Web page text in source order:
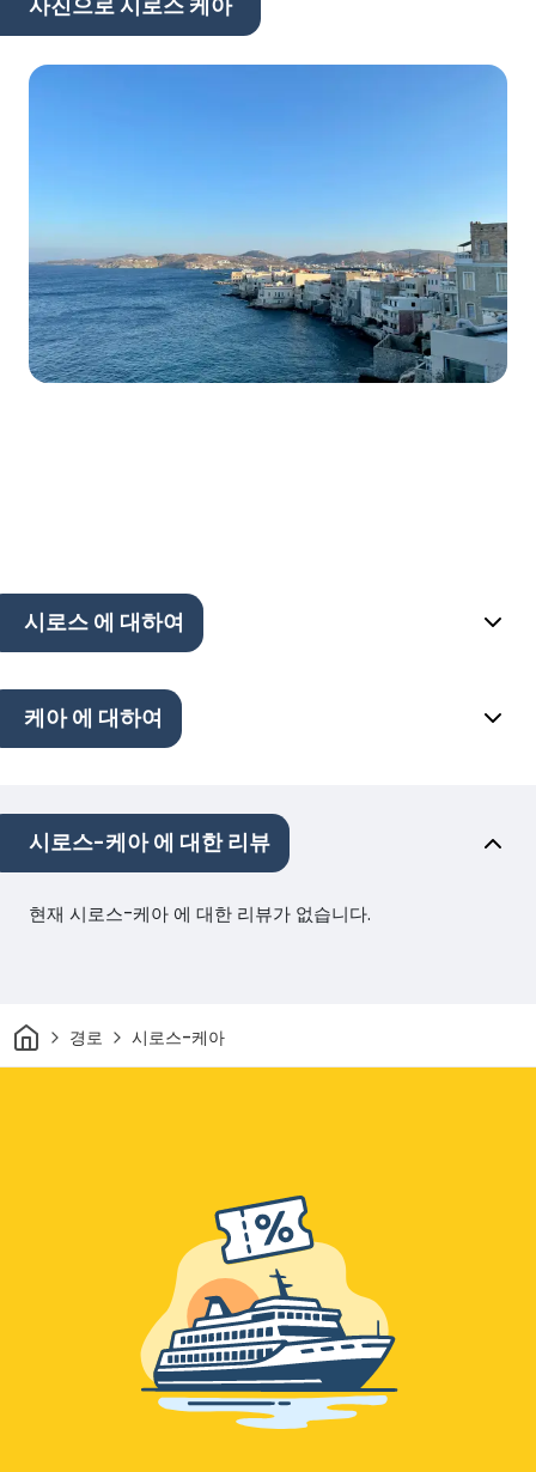
시로스 에 대하여
케아 에 대하여
시로스-케아 에 대한 리뷰
현재 시로스-케아 에 대한 리뷰가 없습니다.
집 경로 시로스-케아